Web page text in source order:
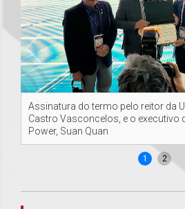
Assinatura do termo pelo reitor da
Castro Vasconcelos, e o executivo
Power, Suan Quan
1 2